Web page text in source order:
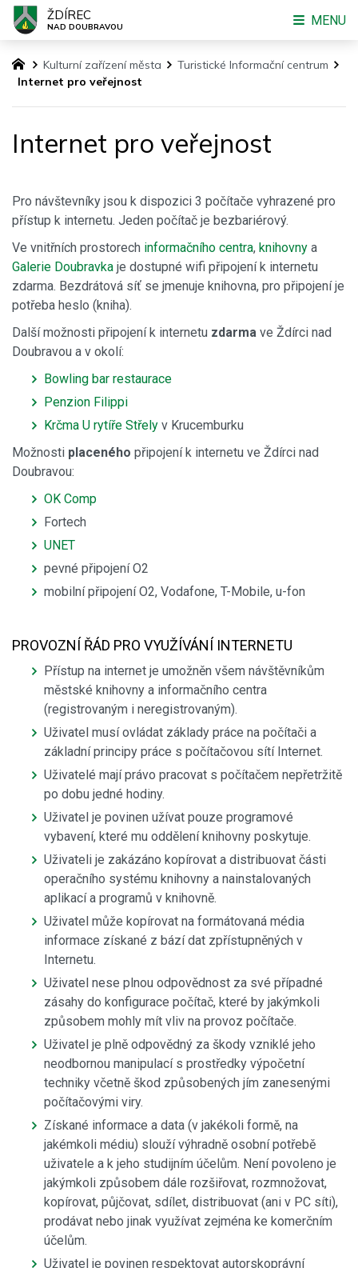
Kulturní zařízení města
Turistické Informační centrum
Internet pro veřejnost
Internet pro veřejnost
Pro návštevníky jsou k dispozici 3 počítače vyhrazené pro
přístup k internetu. Jeden počítač je bezbariérový.
Ve vnitřních prostorech informačního centra, knihovny a
Galerie Doubravka je dostupné wifi připojení k internetu
zdarma. Bezdrátová síť se jmenuje knihovna, pro připojení je
potřeba heslo (kniha).
Další možnosti připojení k internetu zdarma ve Ždírci nad
Doubravou a v okolí:
Bowling bar restaurace
Penzion Filippi
Krčma U rytíře Střely v Krucemburku
Možnosti placeného připojení k internetu ve Ždírci nad
Doubravou:
OK Comp
Fortech
UNET
pevné připojení O2
mobilní připojení O2, Vodafone, T-Mobile, u-fon
PROVOZNÍ ŘÁD PRO VYUŽÍVÁNÍ INTERNETU
Přístup na internet je umožněn všem návštěvníkům
městské knihovny a informačního centra
(registrovaným i neregistrovaným).
Uživatel musí ovládat základy práce na počítači a
základní principy práce s počítačovou sítí Internet.
Uživatelé mají právo pracovat s počítačem nepřetržitě
po dobu jedné hodiny.
Uživatel je povinen užívat pouze programové
vybavení, které mu oddělení knihovny poskytuje.
Uživateli je zakázáno kopírovat a distribuovat části
operačního systému knihovny a nainstalovaných
aplikací a programů v knihovně.
Uživatel může kopírovat na formátovaná média
informace získané z bází dat zpřístupněných v
Internetu.
Uživatel nese plnou odpovědnost za své případné
zásahy do konfigurace počítač, které by jakýmkoli
způsobem mohly mít vliv na provoz počítače.
Uživatel je plně odpovědný za škody vzniklé jeho
neodbornou manipulací s prostředky výpočetní
techniky včetně škod způsobených jím zanesenými
počítačovými viry.
Získané informace a data (v jakékoli formě, na
jakémkoli médiu) slouží výhradně osobní potřebě
uživatele a k jeho studijním účelům. Není povoleno je
jakýmkoli způsobem dále rozšiřovat, rozmnožovat,
kopírovat, půjčovat, sdílet, distribuovat (ani v PC síti),
prodávat nebo jinak využívat zejména ke komerčním
účelům.
Uživatel je povinen respektovat autorskoprávní
ŽDÍREC
NAD DOUBRAVOU MENU